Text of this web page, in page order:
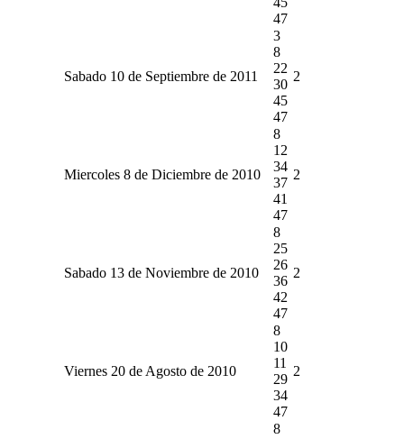
47
Sabado 10 de Septiembre de 2011
3
8
22
30
45
47
2
Miercoles 8 de Diciembre de 2010
8
12
34
37
41
47
2
Sabado 13 de Noviembre de 2010
8
25
26
36
42
47
2
Viernes 20 de Agosto de 2010
8
10
11
29
34
47
2
8